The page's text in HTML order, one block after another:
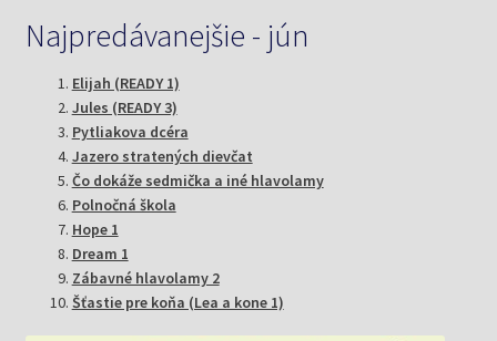
Najpredávanejšie - jún
Elijah (READY 1)
Jules (READY 3)
Pytliakova dcéra
Jazero stratených dievčat
Čo dokáže sedmička a iné hlavolamy
Polnočná škola
Hope 1
Dream 1
Zábavné hlavolamy 2
Šťastie pre koňa (Lea a kone 1)